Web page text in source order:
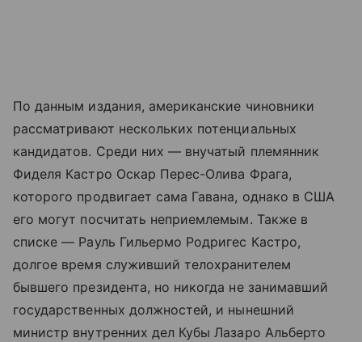
По данным издания, американские чиновники
рассматривают нескольких потенциальных
кандидатов. Среди них — внучатый племянник
Фиделя Кастро Оскар Перес-Олива Фрага,
которого продвигает сама Гавана, однако в США
его могут посчитать неприемлемым. Также в
списке — Рауль Гильермо Родригес Кастро,
долгое время служивший телохранителем
бывшего президента, но никогда не занимавший
государственных должностей, и нынешний
министр внутренних дел Кубы Лазаро Альберто